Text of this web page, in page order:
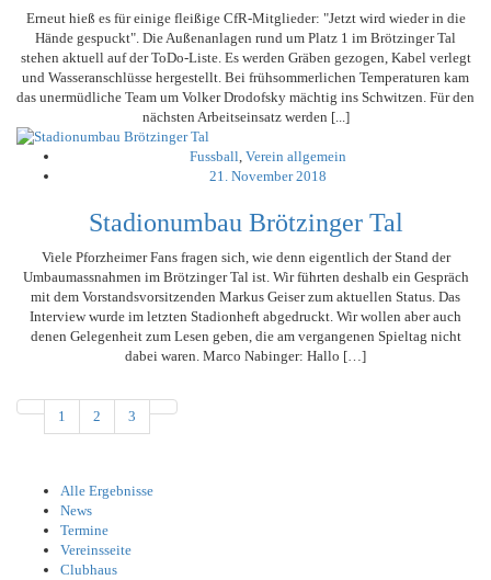
Erneut hieß es für einige fleißige CfR-Mitglieder: "Jetzt wird wieder in die
Hände gespuckt". Die Außenanlagen rund um Platz 1 im Brötzinger Tal
stehen aktuell auf der ToDo-Liste. Es werden Gräben gezogen, Kabel verlegt
und Wasseranschlüsse hergestellt. Bei frühsommerlichen Temperaturen kam
das unermüdliche Team um Volker Drodofsky mächtig ins Schwitzen. Für den
nächsten Arbeitseinsatz werden [...]
Fussball, Verein allgemein
21. November 2018
Stadionumbau Brötzinger Tal
Viele Pforzheimer Fans fragen sich, wie denn eigentlich der Stand der
Umbaumassnahmen im Brötzinger Tal ist. Wir führten deshalb ein Gespräch
mit dem Vorstandsvorsitzenden Markus Geiser zum aktuellen Status. Das
Interview wurde im letzten Stadionheft abgedruckt. Wir wollen aber auch
denen Gelegenheit zum Lesen geben, die am vergangenen Spieltag nicht
dabei waren. Marco Nabinger: Hallo […]
1 2 3
Alle Ergebnisse
News
Termine
Vereinsseite
Clubhaus